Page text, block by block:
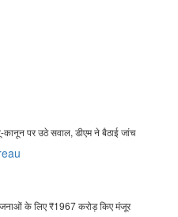
कानून पर उठे सवाल, डीएम ने बैठाई जांच
के लिए ₹1967 करोड़ किए मंजूर